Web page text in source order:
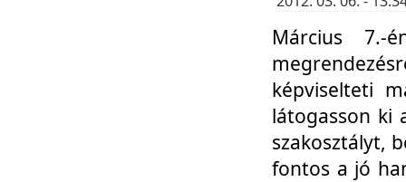
Március 7.-
képviselteti
látogasson ki
szakosztályt,
fontos a jó